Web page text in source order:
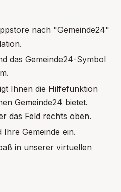
nach "Gemeinde24"
das Gemeinde24-Symbol
Ihnen die Hilfefunktion
Gemeinde24 bietet.
das Feld rechts oben.
Ihre Gemeinde ein.
in unserer virtuellen